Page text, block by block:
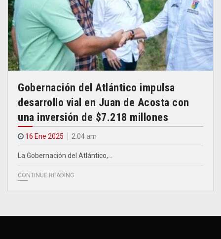
Gobernación del Atlántico impulsa
desarrollo vial en Juan de Acosta con
una inversión de $7.218 millones
16 Ene 2025 2.04 am
La Gobernación del Atlántico,…
CONTINUE READING